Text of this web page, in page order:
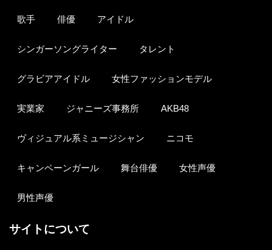
歌手 俳優 アイドル
シンガーソングライター タレント
グラビアアイドル 女性ファッションモデル
実業家 ジャニーズ事務所 AKB48
ヴィジュアル系ミュージシャン ニコモ
キャンペーンガール 舞台俳優 女性声優
男性声優
サイトについて